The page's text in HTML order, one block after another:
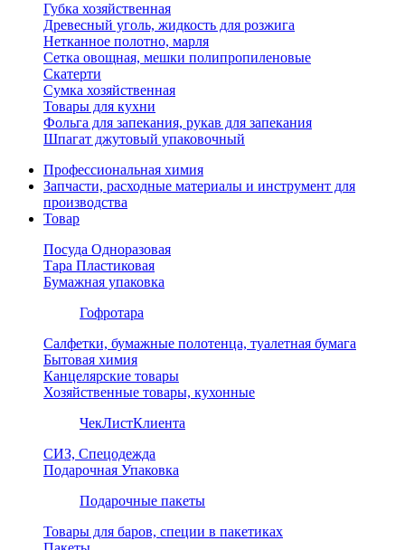
Губка хозяйственная
Древесный уголь, жидкость для розжига
Нетканное полотно, марля
Сетка овощная, мешки полипропиленовые
Скатерти
Сумка хозяйственная
Товары для кухни
Фольга для запекания, рукав для запекания
Шпагат джутовый упаковочный
Профессиональная химия
Запчасти, расходные материалы и инструмент для
производства
Товар
Посуда Одноразовая
Тара Пластиковая
Бумажная упаковка
Гофротара
Салфетки, бумажные полотенца, туалетная бумага
Бытовая химия
Канцелярские товары
Хозяйственные товары, кухонные
ЧекЛистКлиента
СИЗ, Спецодежда
Подарочная Упаковка
Подарочные пакеты
Товары для баров, специи в пакетиках